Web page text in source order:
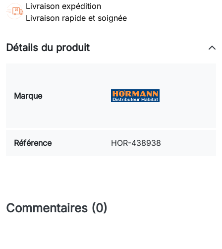
Livraison expédition
Livraison rapide et soignée
Détails du produit
Marque
Référence HOR-438938
Commentaires (0)